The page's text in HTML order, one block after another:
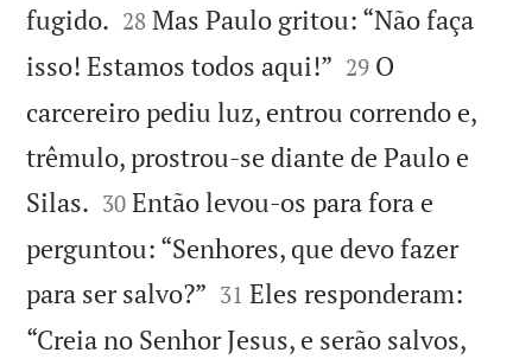
fugido. 

28 Mas Paulo gritou: “Não faça
isso! Estamos todos aqui!” 

29 O
carcereiro pediu luz, entrou correndo e,
trêmulo, prostrou-se diante de Paulo e
Silas. 

30 Então levou-os para fora e
perguntou: “Senhores, que devo fazer
para ser salvo?” 

31 Eles responderam:
“Creia no Senhor Jesus, e serão salvos,